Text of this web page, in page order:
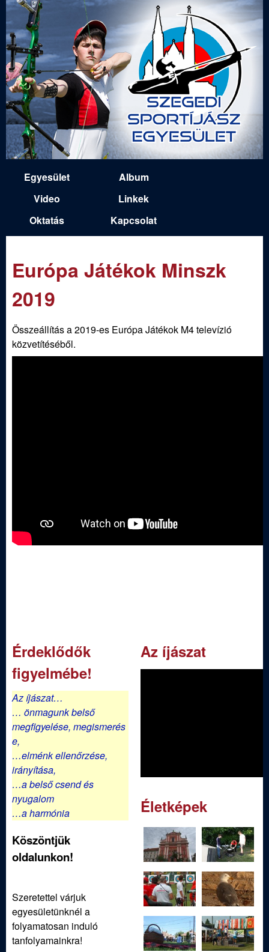
Ugrás
a
tartalomra
e
g
e
d
E
g
y
e
s
ü
e
t
i
m
e
n
u
Egyesület
Album
Video
Linkek
Oktatás
Kapcsolat
Európa Játékok Minszk
2019
Összeállítás a 2019-es Európa Játékok M4 televízió
közvetítéséből.
Érdeklődők
figyelmébe!
Az íjászat…
… önmagunk belső
megfigyelése, megismerés
e,
…elménk ellenőrzése,
irányítása,
…a belső csend és
nyugalom
…a harmónia
Köszöntjük
oldalunkon!
Szeretettel várjuk
egyesületünknél a
folyamatosan induló
tanfolyamainkra!
Az íjászat
Életképek